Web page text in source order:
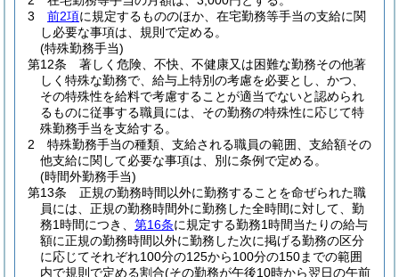
3
前2項に規定するもののほか、在宅勤務等手当の支給に関
し必要な事項は、規則で定める。
(特殊勤務手当)
第12条
著しく危険、不快、不健康又は困難な勤務その他著
しく特殊な勤務で、給与上特別の考慮を必要とし、かつ、
その特殊性を給料で考慮することが適当でないと認められ
るものに従事する職員には、その勤務の特殊性に応じて特
殊勤務手当を支給する。
2
特殊勤務手当の種類、支給される職員の範囲、支給額その
他支給に関して必要な事項は、別に条例で定める。
(時間外勤務手当)
第13条
正規の勤務時間以外に勤務することを命ぜられた職
員には、正規の勤務時間外に勤務した全時間に対して、勤
務1時間につき、 第16条に規定する勤務1時間当たりの給与
額に正規の勤務時間以外に勤務した次に掲げる勤務の区分
に応じてそれぞれ100分の125から100分の150までの範囲
内で規則で定める割合(その勤務が午後10時から翌日の午前